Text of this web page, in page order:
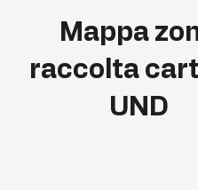
Mappa
raccolta
UND